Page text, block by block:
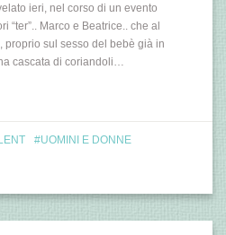
ieri, nel corso di un evento
“ter”.. Marco e Beatrice.. che al
proprio sul sesso del bebè già in
cascata di coriandoli…
UOMINI E DONNE